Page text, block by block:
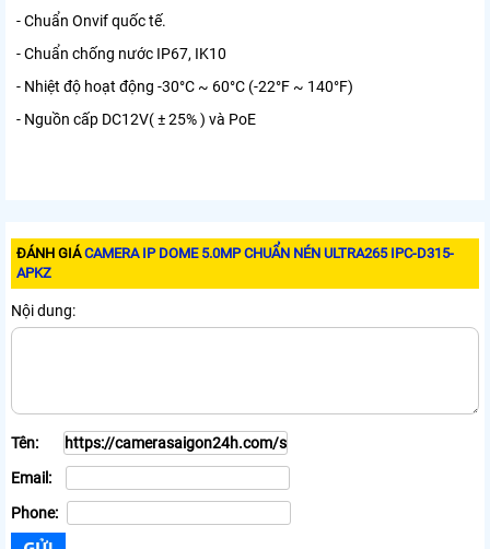
- Chuẩn Onvif quốc tế.
- Chuẩn chống nước IP67, IK10
- Nhiệt độ hoạt động -30°C ~ 60°C (-22°F ~ 140°F)
- Nguồn cấp DC12V( ± 25% ) và PoE
ĐÁNH GIÁCAMERA IP DOME 5.0MP CHUẨN NÉN ULTRA265 IPC-D315-
APKZ
Nội dung:
Tên:
Email:
Phone: